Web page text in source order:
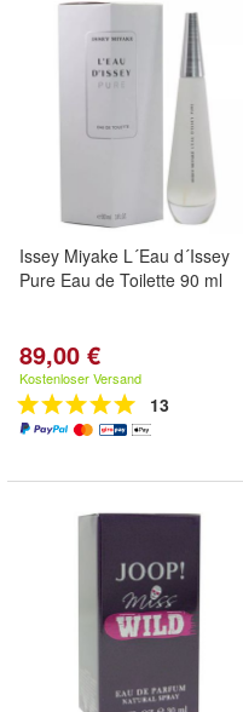
Issey Miyake L´Eau d´Issey
Pure Eau de Toilette 90 ml
89,00 €
Kostenloser Versand
13